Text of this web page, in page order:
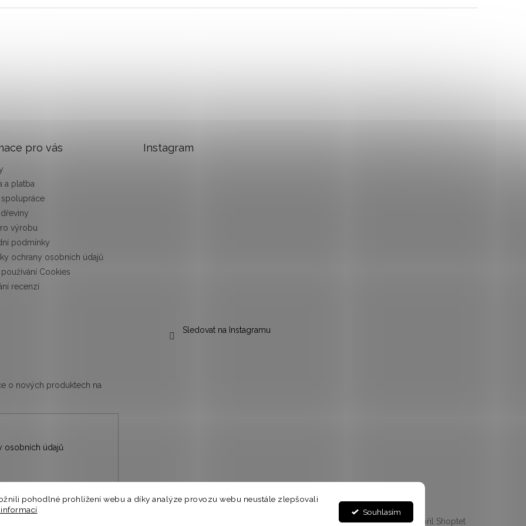
pohodlné prohlížení webu a díky analýze provozu webu neustále zlepšovali
Souhlasím
pro vás
a platba
spolupráce
výrobu
podmínky
ochrany osobních údajů
Cookies
recenzí
Instagram
Sledovat na Instagramu
o nových produktech na
osobních údajů
Vytvořil Shoptet